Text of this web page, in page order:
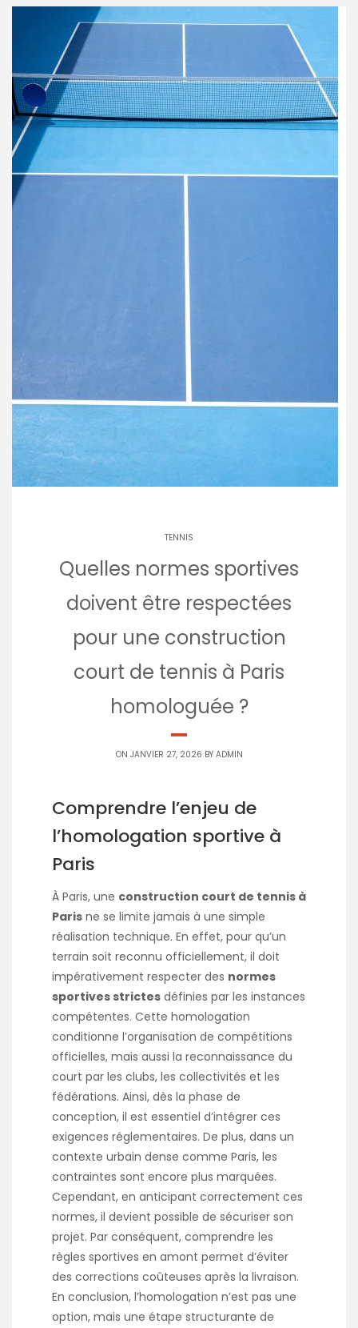
TENNIS
Quelles normes sportives
doivent être respectées
pour une construction
court de tennis à Paris
homologuée ?
ON JANVIER 27, 2026 BY ADMIN
Comprendre l’enjeu de
l’homologation sportive à
Paris
À Paris, une construction court de tennis à
Paris ne se limite jamais à une simple
réalisation technique. En effet, pour qu’un
terrain soit reconnu officiellement, il doit
impérativement respecter des normes
sportives strictes définies par les instances
compétentes. Cette homologation
conditionne l’organisation de compétitions
officielles, mais aussi la reconnaissance du
court par les clubs, les collectivités et les
fédérations. Ainsi, dès la phase de
conception, il est essentiel d’intégrer ces
exigences réglementaires. De plus, dans un
contexte urbain dense comme Paris, les
contraintes sont encore plus marquées.
Cependant, en anticipant correctement ces
normes, il devient possible de sécuriser son
projet. Par conséquent, comprendre les
règles sportives en amont permet d’éviter
des corrections coûteuses après la livraison.
En conclusion, l’homologation n’est pas une
option, mais une étape structurante de